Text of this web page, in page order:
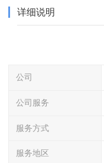
详细说明
公司
公司服务
服务方式
服务地区